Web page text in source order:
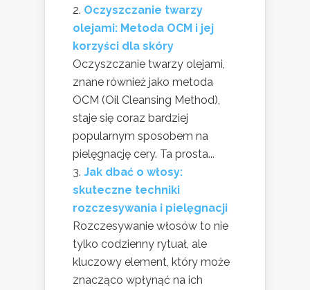
Oczyszczanie twarzy
olejami: Metoda OCM i jej
korzyści dla skóry
Oczyszczanie twarzy olejami,
znane również jako metoda
OCM (Oil Cleansing Method),
staje się coraz bardziej
popularnym sposobem na
pielęgnację cery. Ta prosta...
Jak dbać o włosy:
skuteczne techniki
rozczesywania i pielęgnacji
Rozczesywanie włosów to nie
tylko codzienny rytuał, ale
kluczowy element, który może
znacząco wpłynąć na ich